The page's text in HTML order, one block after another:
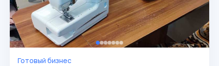
Готовый бизнес